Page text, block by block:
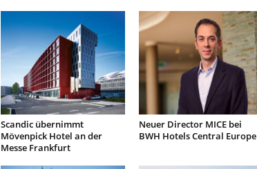
Scandic übernimmt
Mövenpick Hotel an der
Messe Frankfurt
Neuer Director MICE bei
BWH Hotels Central Europe